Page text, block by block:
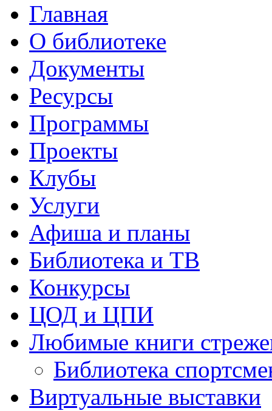
Главная
О библиотеке
Документы
Ресурсы
Программы
Проекты
Клубы
Услуги
Афиша и планы
Библиотека и ТВ
Конкурсы
ЦОД и ЦПИ
Любимые книги
Библиотека
Виртуальные выставки